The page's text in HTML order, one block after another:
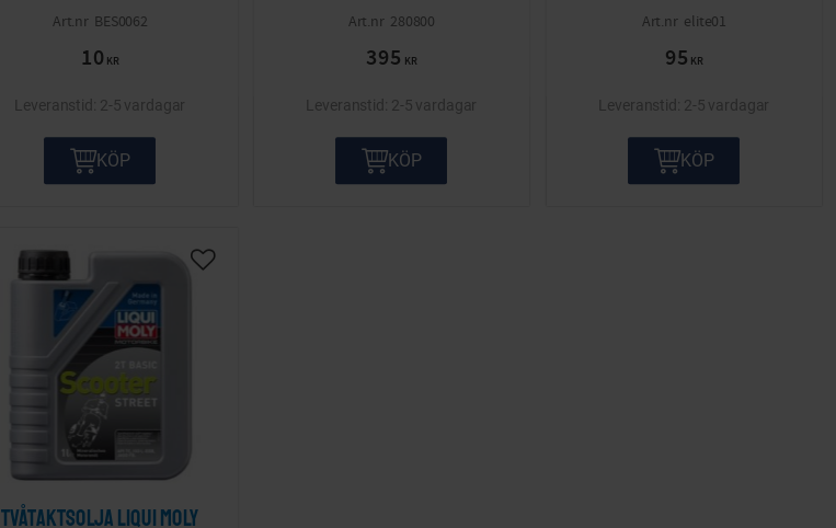
BES0062
10 KR
2-5 vardagar
KÖP
280800
395 KR
2-5 vardagar
KÖP
elite01
95 KR
2-5 vardagar
KÖP
Tvåtaktsolja Liqui Moly
Lägg till i önskelista